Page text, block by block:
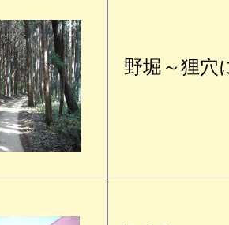
野堀～狸穴